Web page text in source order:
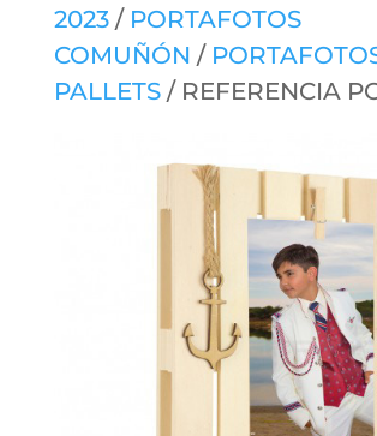
2023/ PORTAFOTOS
COMUÑÓN /
PALLETS/ REFERENCIA